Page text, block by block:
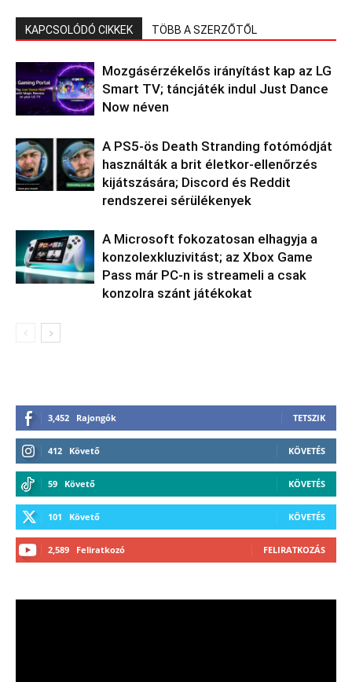
KAPCSOLÓDÓ CIKKEK TÖBB A SZERZŐTŐL
Mozgásérzékelős irányítást kap az LG
Smart TV; táncjáték indul Just Dance
Now néven
A PS5-ös Death Stranding fotómódját
használták a brit életkor-ellenőrzés
kijátszására; Discord és Reddit
rendszerei sérülékenyek
A Microsoft fokozatosan elhagyja a
konzolexkluzivitást; az Xbox Game
Pass már PC-n is streameli a csak
konzolra szánt játékokat
3,452 Rajongók TETSZIK
412 Követő KÖVETÉS
59 Követő KÖVETÉS
101 Követő KÖVETÉS
2,589 Feliratkozó FELIRATKOZÁS